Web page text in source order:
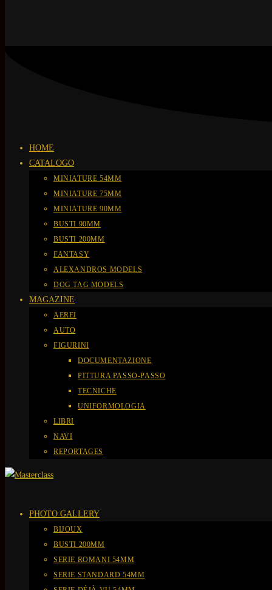
HOME
CATALOGO
MINIATURE 54MM
MINIATURE 75MM
MINIATURE 90MM
BUSTI 90MM
BUSTI 200MM
FANTASY
ALEXANDROS MODELS
DOG TAG MODELS
MAGAZINE
AEREI
AUTO
FIGURINI
DOCUMENTAZIONE
PITTURA PASSO-PASSO
TECNICHE
UNIFORMOLOGIA
LIBRI
NAVI
REPORTAGES
PHOTO GALLERY
BIJOUX
BUSTI 200MM
SERIE ROMANI 54MM
SERIE STANDARD 54MM